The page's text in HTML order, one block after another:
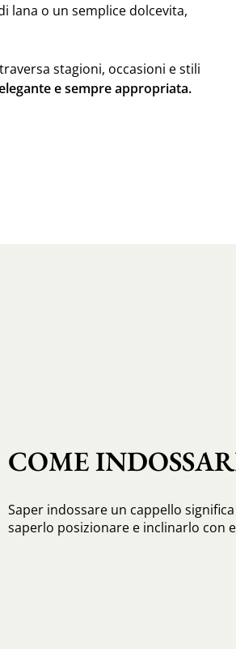
lana o un semplice dolcevita,
stagioni, occasioni e stili
e sempre appropriata.
COME
Saper indossare un cappello
saperlo posizionare e inclinarlo con